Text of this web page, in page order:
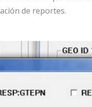
de reportes.